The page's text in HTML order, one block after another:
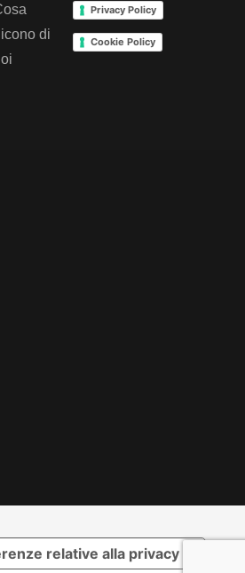
di
Privacy Policy
Cookie Policy
relative alla privacy